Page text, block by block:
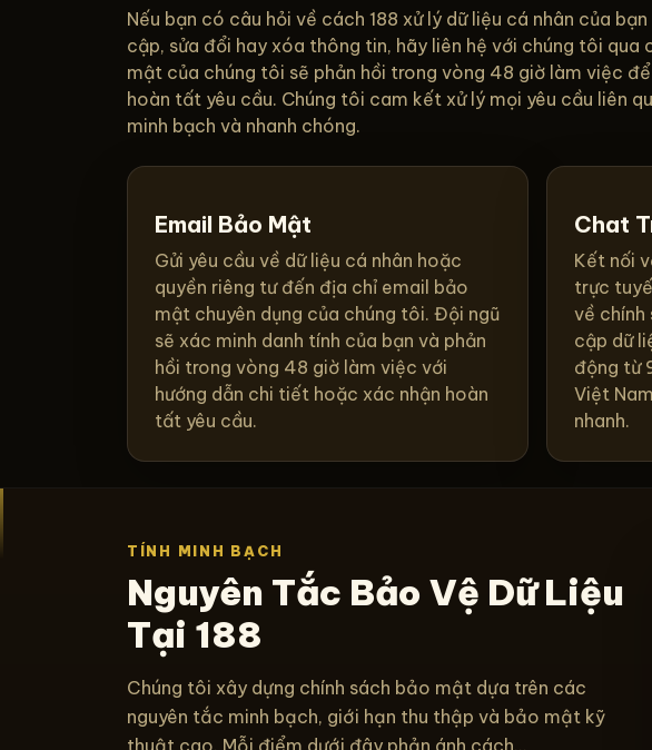
Nếu bạn có câu hỏi về cách 188 xử lý dữ liệu cá nhân của
cập, sửa đổi hay xóa thông tin, hãy liên hệ với chúng tôi qua
mật của chúng tôi sẽ phản hồi trong vòng 48 giờ làm việc
hoàn tất yêu cầu. Chúng tôi cam kết xử lý mọi yêu cầu liên
minh bạch và nhanh chóng.
Email Bảo Mật
Gửi yêu cầu về dữ liệu cá nhân hoặc
quyền riêng tư đến địa chỉ email bảo
mật chuyên dụng của chúng tôi. Đội ngũ
sẽ xác minh danh tính của bạn và phản
hồi trong vòng 48 giờ làm việc với
hướng dẫn chi tiết hoặc xác nhận hoàn
tất yêu cầu.
Chat
Kết nối
trực
về
cập dữ
động từ
Việt
nhanh.
TÍNH MINH BẠCH
Nguyên Tắc Bảo Vệ Dữ Liệu
Tại 188
Chúng tôi xây dựng chính sách bảo mật dựa trên các
nguyên tắc minh bạch, giới hạn thu thập và bảo mật kỹ
thuật cao. Mỗi điểm dưới đây phản ánh cách...